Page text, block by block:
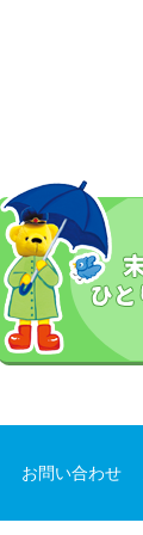
お問い合わせ